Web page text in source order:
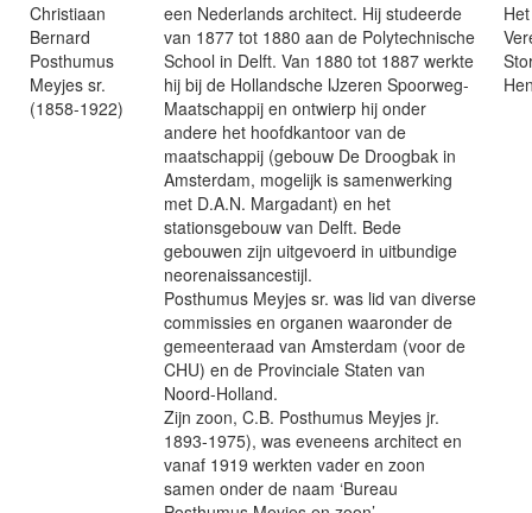
Christiaan
Bernard
Posthumus
Meyjes sr.
(1858-1922)
een Nederlands architect. Hij studeerde
van 1877 tot 1880 aan de Polytechnische
School in Delft. Van 1880 tot 1887 werkte
hij bij de Hollandsche IJzeren Spoorweg-
Maatschappij en ontwierp hij onder
andere het hoofdkantoor van de
maatschappij (gebouw De Droogbak in
Amsterdam, mogelijk is samenwerking
met D.A.N. Margadant) en het
stationsgebouw van Delft. Bede
gebouwen zijn uitgevoerd in uitbundige
neorenaissancestijl.
Posthumus Meyjes sr. was lid van diverse
commissies en organen waaronder de
gemeenteraad van Amsterdam (voor de
CHU) en de Provinciale Staten van
Noord-Holland.
Zijn zoon, C.B. Posthumus Meyjes jr.
1893-1975), was eveneens architect en
vanaf 1919 werkten vader en zoon
samen onder de naam ‘Bureau
Het